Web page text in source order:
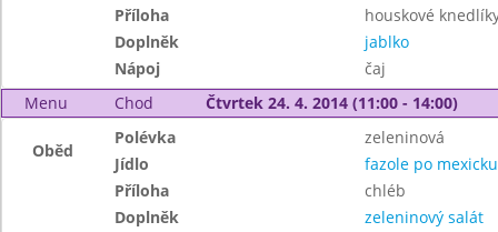
Příloha
houskové
Doplněk
jablko
Nápoj
čaj
Menu
Chod Čtvrtek 24. 4. 2014 (11:00 - 14:00)
Oběd
Polévka
zeleninová
Jídlo
fazole po mexicku
Příloha
chléb
Doplněk
zeleninový salát